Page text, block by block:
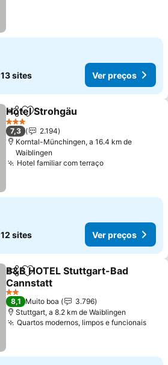
13 sites Ver preços
PartilharAdicionar aos favoritos
Hotel Strohgäu
3 Estrelas
7,3
2.194
Korntal-Münchingen, a 16.4 km de
Waiblingen
Hotel familiar com terraço
12 sites Ver preços
PartilharAdicionar aos favoritos
B&B HOTEL Stuttgart-Bad
Cannstatt
2 Estrelas
8,1 Muito boa
3.796
Stuttgart, a 8.2 km de Waiblingen
Quartos modernos, limpos e funcionais